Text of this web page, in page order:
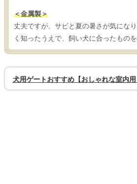
＜金属製＞
丈夫ですが、サビと夏の暑さが気にな
く知ったうえで、飼い犬に合ったものを
犬用ゲートおすすめ【おしゃれな室内用